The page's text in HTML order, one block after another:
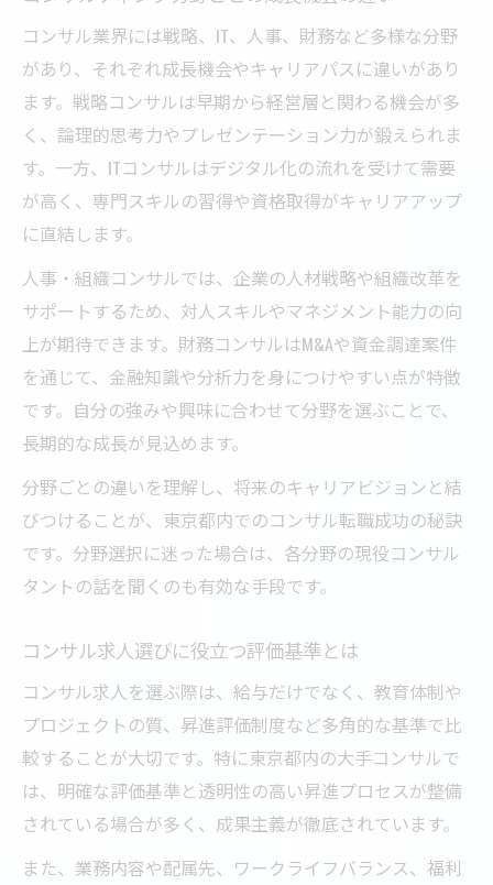
コンサル業界には戦略、IT、人事、財務など多様な分野
があり、それぞれ成長機会やキャリアパスに違いがあり
ます。戦略コンサルは早期から経営層と関わる機会が多
く、論理的思考力やプレゼンテーション力が鍛えられま
す。一方、ITコンサルはデジタル化の流れを受けて需要
が高く、専門スキルの習得や資格取得がキャリアアップ
に直結します。
人事・組織コンサルでは、企業の人材戦略や組織改革を
サポートするため、対人スキルやマネジメント能力の向
上が期待できます。財務コンサルはM&Aや資金調達案件
を通じて、金融知識や分析力を身につけやすい点が特徴
です。自分の強みや興味に合わせて分野を選ぶことで、
長期的な成長が見込めます。
分野ごとの違いを理解し、将来のキャリアビジョンと結
びつけることが、東京都内でのコンサル転職成功の秘訣
です。分野選択に迷った場合は、各分野の現役コンサル
タントの話を聞くのも有効な手段です。
コンサル求人選びに役立つ評価基準とは
コンサル求人を選ぶ際は、給与だけでなく、教育体制や
プロジェクトの質、昇進評価制度など多角的な基準で比
較することが大切です。特に東京都内の大手コンサルで
は、明確な評価基準と透明性の高い昇進プロセスが整備
されている場合が多く、成果主義が徹底されています。
また、業務内容や配属先、ワークライフバランス、福利